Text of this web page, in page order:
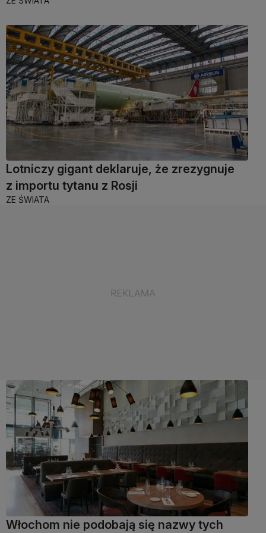
Lotniczy gigant deklaruje, że zrezygnuje
z importu tytanu z Rosji
ZE ŚWIATA
Włochom nie podobają się nazwy tych